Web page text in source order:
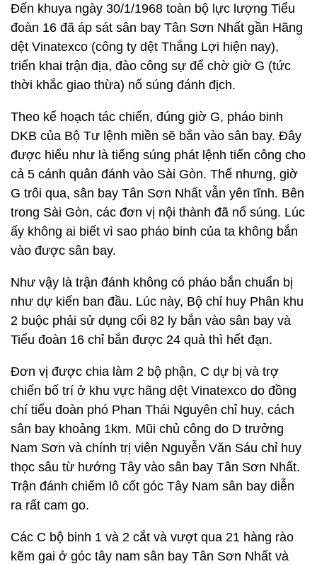
Đến khuya ngày 30/1/1968 toàn bộ lực lượng Tiểu
đoàn 16 đã áp sát sân bay Tân Sơn Nhất gần Hãng
dệt Vinatexco (công ty dệt Thắng Lợi hiện nay),
triển khai trận địa, đào công sự để chờ giờ G (tức
thời khắc giao thừa) nổ súng đánh địch.
Theo kế hoạch tác chiến, đúng giờ G, pháo binh
DKB của Bộ Tư lệnh miền sẽ bắn vào sân bay. Đây
được hiểu như là tiếng súng phát lệnh tiến công cho
cả 5 cánh quân đánh vào Sài Gòn. Thế nhưng, giờ
G trôi qua, sân bay Tân Sơn Nhất vẫn yên tĩnh. Bên
trong Sài Gòn, các đơn vị nội thành đã nổ súng. Lúc
ấy không ai biết vì sao pháo binh của ta không bắn
vào được sân bay.
Như vậy là trận đánh không có pháo bắn chuẩn bị
như dự kiến ban đầu. Lúc này, Bộ chỉ huy Phân khu
2 buộc phải sử dụng cối 82 ly bắn vào sân bay và
Tiểu đoàn 16 chỉ bắn được 24 quả thì hết đạn.
Đơn vị được chia làm 2 bộ phận, C dự bị và trợ
chiến bố trí ở khu vực hãng dệt Vinatexco do đồng
chí tiểu đoàn phó Phan Thái Nguyên chỉ huy, cách
sân bay khoảng 1km. Mũi chủ công do D trưởng
Nam Sơn và chính trị viên Nguyễn Văn Sáu chỉ huy
thọc sâu từ hướng Tây vào sân bay Tân Sơn Nhất.
Trận đánh chiếm lô cốt góc Tây Nam sân bay diễn
ra rất cam go.
Các C bộ binh 1 và 2 cắt và vượt qua 21 hàng rào
kẽm gai ở góc tây nam sân bay Tân Sơn Nhất và